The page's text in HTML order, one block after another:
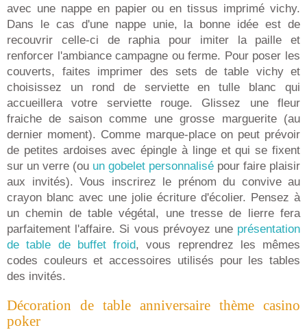
avec une nappe en papier ou en tissus imprimé vichy.
Dans le cas d'une nappe unie, la bonne idée est de
recouvrir celle-ci de raphia pour imiter la paille et
renforcer l'ambiance campagne ou ferme. Pour poser les
couverts, faites imprimer des sets de table vichy et
choisissez un rond de serviette en tulle blanc qui
accueillera votre serviette rouge. Glissez une fleur
fraiche de saison comme une grosse marguerite (au
dernier moment). Comme marque-place on peut prévoir
de petites ardoises avec épingle à linge et qui se fixent
sur un verre (ou un gobelet personnalisé pour faire plaisir
aux invités). Vous inscrirez le prénom du convive au
crayon blanc avec une jolie écriture d'écolier. Pensez à
un chemin de table végétal, une tresse de lierre fera
parfaitement l'affaire. Si vous prévoyez une présentation
de table de buffet froid, vous reprendrez les mêmes
codes couleurs et accessoires utilisés pour les tables
des invités.
Décoration de table anniversaire thème casino
poker